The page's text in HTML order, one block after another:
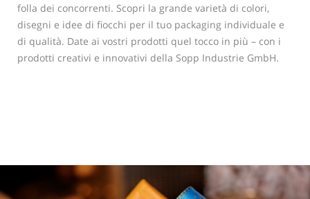
folla dei concorrenti. Scopri la grande varietà di colori,
disegni e idee di fiocchi per il tuo packaging individuale e
di qualità. Date ai vostri prodotti quel tocco in più – con i
prodotti creativi e innovativi della Sopp Industrie GmbH.